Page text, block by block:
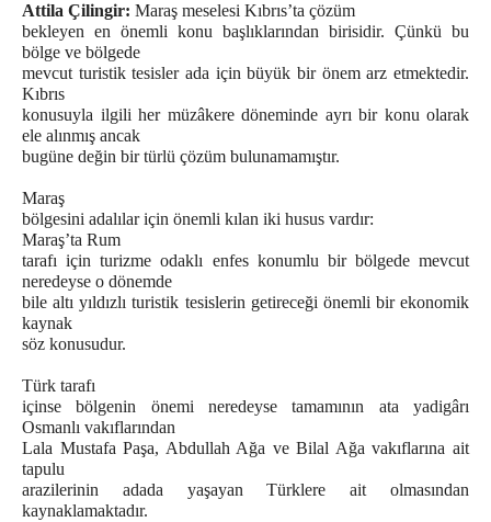
Attila Çilingir: Maraş meselesi Kıbrıs’ta çözüm
bekleyen en önemli konu başlıklarından birisidir. Çünkü bu
bölge ve bölgede
mevcut turistik tesisler ada için büyük bir önem arz etmektedir.
Kıbrıs
konusuyla ilgili her müzâkere döneminde ayrı bir konu olarak
ele alınmış ancak
bugüne değin bir türlü çözüm bulunamamıştır.
Maraş
bölgesini adalılar için önemli kılan iki husus vardır:
Maraş’ta Rum
tarafı için turizme odaklı enfes konumlu bir bölgede mevcut
neredeyse o dönemde
bile altı yıldızlı turistik tesislerin getireceği önemli bir ekonomik
kaynak
söz konusudur.
Türk tarafı
içinse bölgenin önemi neredeyse tamamının ata yadigârı
Osmanlı vakıflarından
Lala Mustafa Paşa, Abdullah Ağa ve Bilal Ağa vakıflarına ait
tapulu
arazilerinin adada yaşayan Türklere ait olmasından
kaynaklamaktadır.